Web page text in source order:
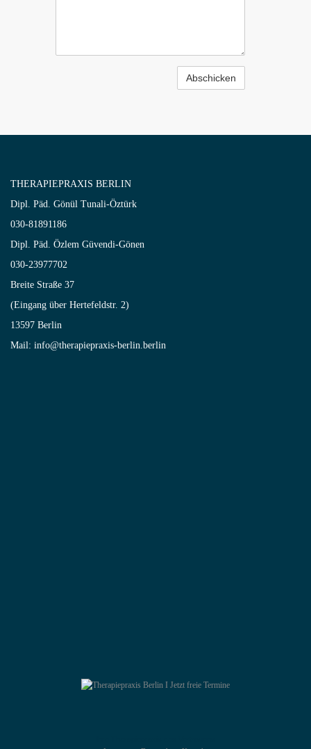
THERAPIEPRAXIS BERLIN
Dipl. Päd. Gönül Tunali-Öztürk
030-81891186
Dipl. Päd. Özlem Güvendi-Gönen
030-23977702
Breite Straße 37
(Eingang über Hertefeldstr. 2)
13597 Berlin
Mail: info@therapiepraxis-berlin.berlin